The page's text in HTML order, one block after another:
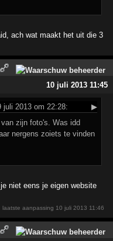
ach wat maakt het uit die 3
10 juli 2013 11:45
juli 2013 om 22:28:
▶
zijn foto's. Was idd
nergens zoiets te vinden
niet eens je eigen website
laatste aanpassing 10 juli 2013 11:46